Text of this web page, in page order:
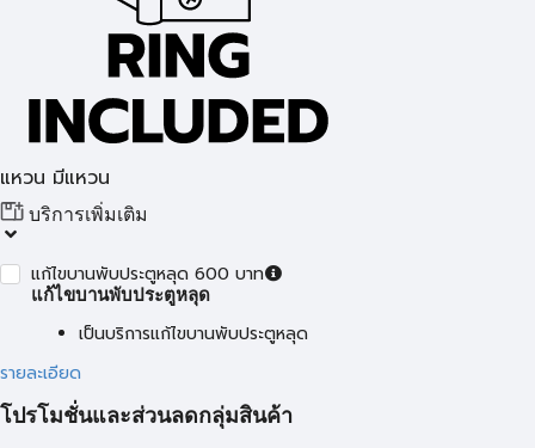
แหวน มีแหวน
บริการเพิ่มเติม
แก้ไขบานพับประตูหลุด 600 บาท
แก้ไขบานพับประตูหลุด
เป็นบริการแก้ไขบานพับประตูหลุด
รายละเอียด
โปรโมชั่นและส่วนลดกลุ่มสินค้า